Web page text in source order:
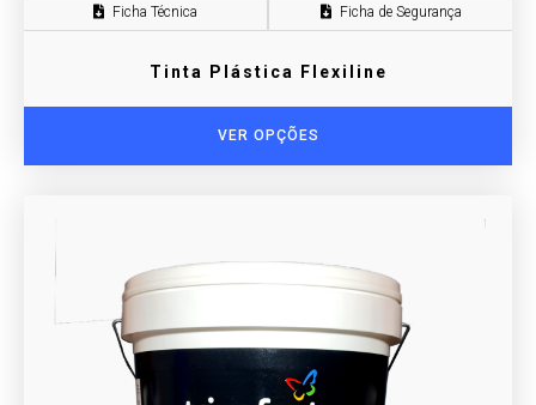
Ficha Técnica Ficha de Segurança
Tinta Plástica Flexiline
VER OPÇÕES